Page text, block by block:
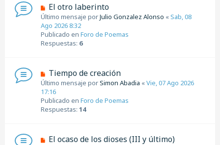
n
s
a
j
e
N
u
e
v
o
a
j
e
El otro laberinto
Último mensaje porJulio Gonzalez Alonso «Sab, 08
Ago 2026 8:32
Publicado en Foro de Poemas
Respuestas: 6
N
u
e
v
o
s
Tiempo de creación
Último mensaje porSimon Abadia «Vie, 07 Ago 2026
17:16
Publicado en Foro de Poemas
Respuestas: 14
NEl ocaso de los dioses (III y último)